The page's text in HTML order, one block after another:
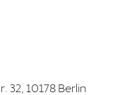
32, 10178 Berlin